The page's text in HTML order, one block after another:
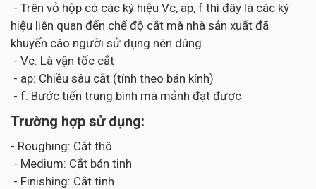
- Trên vỏ hộp có các ký hiệu Vc, ap, f thì đây là các ký
hiệu liên quan đến chế độ cắt mà nhà sản xuất đã
khuyến cáo người sử dụng nên dùng.
- Vc: Là vận tốc cắt
- ap: Chiều sâu cắt (tính theo bán kính)
- f: Bước tiến trung bình mà mảnh đạt được
Trường hợp sử dụng:
- Roughing: Cắt thô
- Medium: Cắt bán tinh
- Finishing: Cắt tinh